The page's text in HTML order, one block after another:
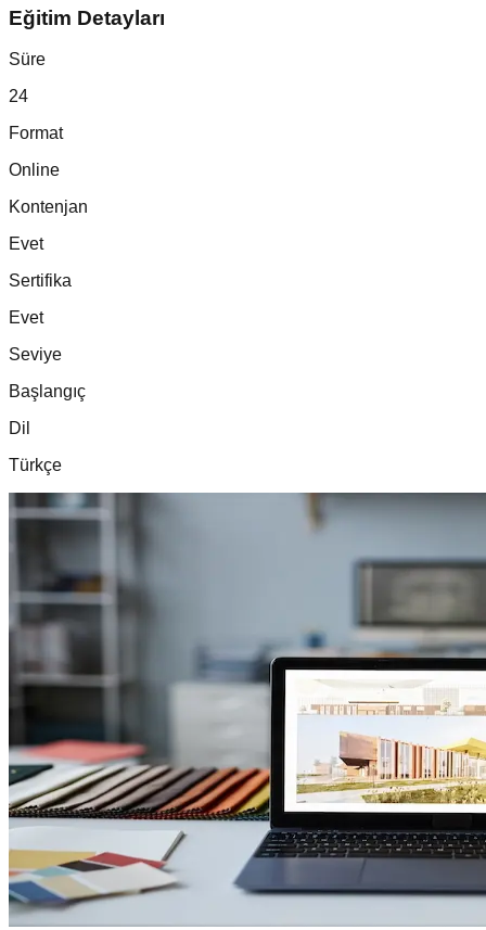
Eğitim Detayları
Süre
24
Format
Online
Kontenjan
Evet
Sertifika
Evet
Seviye
Başlangıç
Dil
Türkçe